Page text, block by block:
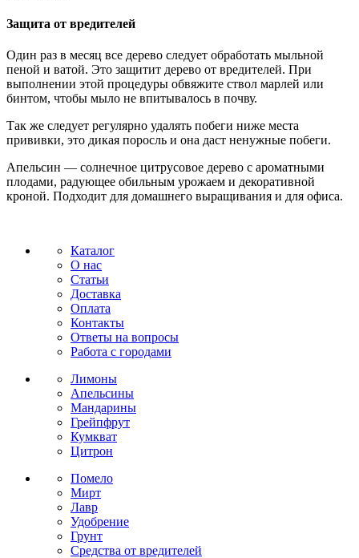
Защита от вредителей
Один раз в месяц все дерево следует обработать мыльной
пеной и ватой. Это защитит дерево от вредителей. При
выполнении этой процедуры обвяжите ствол марлей или
бинтом, чтобы мыло не впитывалось в почву.
Так же следует регулярно удалять побеги ниже места
прививки, это дикая поросль и она даст ненужные побеги.
Апельсин — солнечное цитрусовое дерево с ароматными
плодами, радующее обильным урожаем и декоративной
кроной. Подходит для домашнего выращивания и для офиса.
Каталог
О нас
Статьи
Доставка
Оплата
Контакты
Ответы на вопросы
Работа с городами
Лимоны
Апельсины
Мандарины
Грейпфрут
Кумкват
Цитрон
Помело
Мирт
Лавр
Удобрение
Грунт
Средства от вредителей